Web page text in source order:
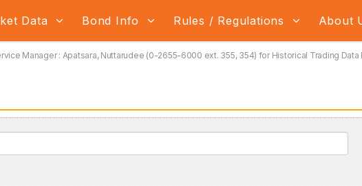
Data Bond Info Rules / Regulations About
Manager : Apatsara, Nuttarudee (0-2655-6000 ext. 355, 354) for Historical Trading